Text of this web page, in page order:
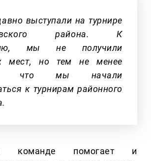
выступали на турнире
района. К
мы не получили
мест, но тем не менее
что мы начали
к турнирам районного
команде помогает и